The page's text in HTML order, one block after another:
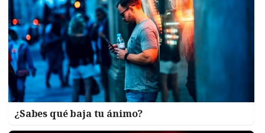
¿Sabes qué baja tu ánimo?